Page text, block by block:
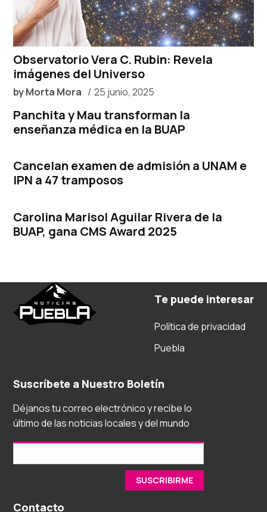
Observatorio Vera C. Rubin: Revela
imágenes del Universo
byMorta Mora 25 junio, 2025
Panchita y Mau transforman la
enseñanza médica en la BUAP
Cancelan examen de admisión a UNAM e
IPN a 47 tramposos
Carolina Marisol Aguilar Rivera de la
BUAP, gana CMS Award 2025
Te puede interesar
Política de privacidad
Puebla
Suscríbete a Nuestro Boletín
Déjanos tu correo electrónico y recibe lo
último de las noticias locales y del mundo
Contacto